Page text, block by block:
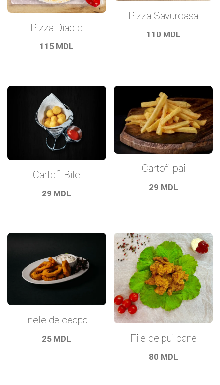
Pizza Diablo
115 MDL
Pizza Savuroasa
110 MDL
Cartofi Bile
29 MDL
Cartofi pai
29 MDL
Inele de ceapa
25 MDL File de pui pane
80 MDL